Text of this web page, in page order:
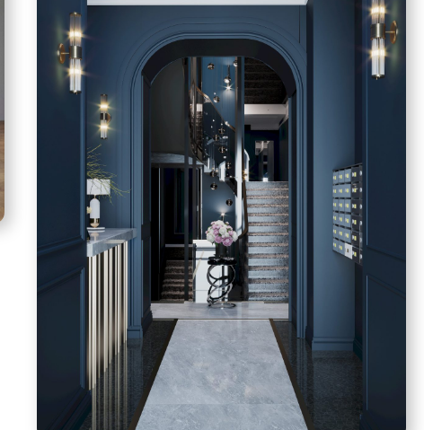
Штукатурные работы
Отделочные работы
Подбор и заказ
материалов